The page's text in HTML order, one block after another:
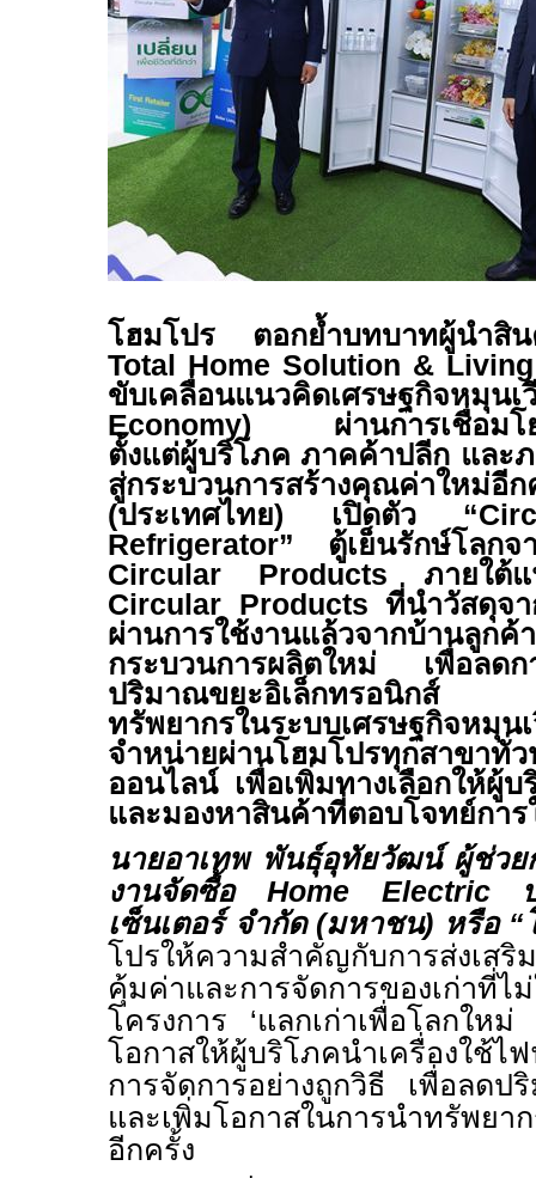
โฮมโปร ตอกย้ำบทบาทผู้นำสิน
Total Home Solution &
ขับเคลื่อนแนวคิดเศรษฐกิ
Economy) ผ่านการเชื่อม
ตั้งแต่ผู้บริโภค ภาคค้าปลีก และ
สู่กระบวนการสร้างคุณค่าใหม่
(ประเทศไทย) เปิดตัว “
Refrigerator” ตู้เย็นรักษ์โลก
Circular Products
ภายใ
Circular Products ที่นำวัสดุจา
ผ่านการใช้งานแล้วจากบ้านลูกค้
กระบวนการผลิตใหม่ เพื่อลด
ปริมาณขยะอิเล็กทรอนิกส์
ทรัพยากรในระบบเศรษฐกิ
จำหน่ายผ่านโฮมโปรทุกสาขาทั่ว
ออนไลน์ เพื่อเพิ่มทางเลือกให้ผู้
และมองหาสินค้าที่ตอบโจทย์การ
นายอาเทพ พันธุ์อุทัยวัฒน์ ผู้ช่วย
งานจัดซื้อ Home Electric
เซ็นเตอร์ จำกัด (มหาชน) หรือ “
โปรให้ความสำคัญกับการส่งเสริ
คุ้มค่าและการจัดการของเก่าที่ไ
โครงการ ‘แลกเก่าเพื่อโลกใ
โอกาสให้ผู้บริโภคนำเครื่องใช้ไ
การจัดการอย่างถูกวิธี เพื่อลดป
และเพิ่มโอกาสในการนำทรัพยา
อีกครั้ง